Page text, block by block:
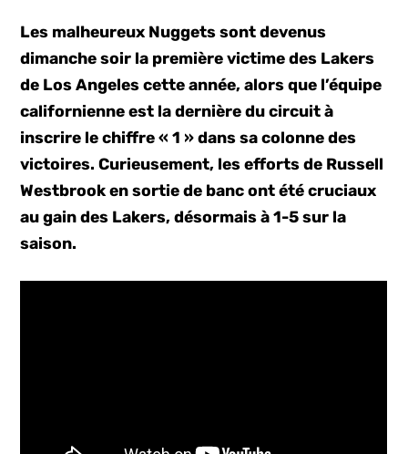
Les malheureux Nuggets sont devenus
dimanche soir la première victime des Lakers
de Los Angeles cette année, alors que l’équipe
californienne est la dernière du circuit à
inscrire le chiffre « 1 » dans sa colonne des
victoires. Curieusement, les efforts de Russell
Westbrook en sortie de banc ont été cruciaux
au gain des Lakers, désormais à 1-5 sur la
saison.